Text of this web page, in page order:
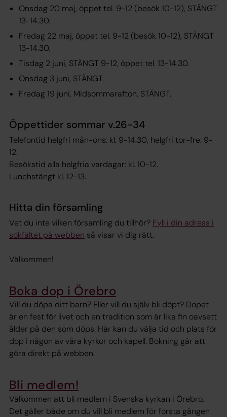
Onsdag 20 maj, öppet tel. 9-12 (besök 10-12), STÄNGT
13-14.30.
Fredag 22 maj, öppet tel. 9-12 (besök 10-12), STÄNGT
13-14.30.
Tisdag 2 juni, STÄNGT 9-12, öppet tel. 13-14.30.
Onsdag 3 juni, STÄNGT.
Fredag 19 juni, Midsommarafton, STÄNGT.
Öppettider sommar v.26-34
Telefontid helgfri mån-ons: kl. 9-14.30, helgfri tor-fre: 9-
12.
Besökstid alla helgfria vardagar: kl. 10-12.
Lunchstängt kl. 12-13.
Hitta din församling
Vet du inte vilken församling du tillhör? Fyll i din adress i
sökfältet på webben så visar vi dig rätt.
Välkommen!
Boka dop i Örebro
Vill du döpa ditt barn? Eller vill du själv bli döpt? Dopet
är en fest för livet och en tradition som är lika fin oavsett
ålder på den som döps. Här kan du välja tid och plats för
dop i någon av våra kyrkor och kapell. Bokning går att
göra direkt på webben.
Bli medlem!
Välkommen att bli medlem i Svenska kyrkan i Örebro.
Det gäller både om du vill bli medlem för första gången